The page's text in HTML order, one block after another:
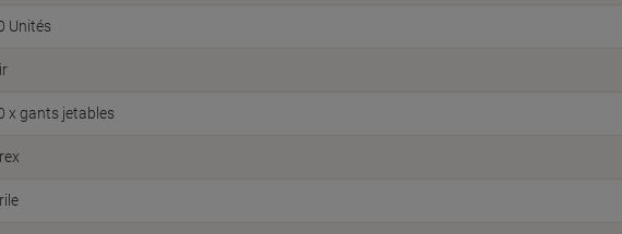
Unités
x gants jetables